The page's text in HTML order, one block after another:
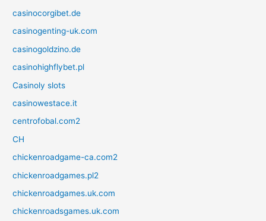
casinocorgibet.de
casinogenting-uk.com
casinogoldzino.de
casinohighflybet.pl
Casinoly slots
casinowestace.it
centrofobal.com2
CH
chickenroadgame-ca.com2
chickenroadgames.pl2
chickenroadgames.uk.com
chickenroadsgames.uk.com